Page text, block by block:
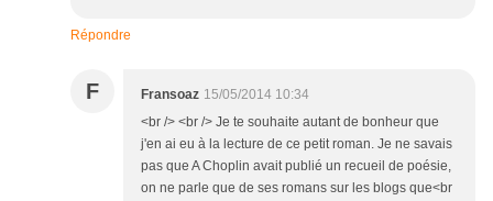
Répondre
F Fransoaz 15/05/2014 10:34
<br /> <br /> Je te souhaite autant de bonheur que
j'en ai eu à la lecture de ce petit roman. Je ne savais
pas que A Choplin avait publié un recueil de poésie,
on ne parle que de ses romans sur les blogs que<br